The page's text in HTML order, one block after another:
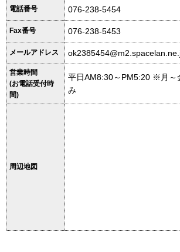
電話番号 076-238-5454
Fax番号 076-238-5453
メールアドレス
営業時間
(お電話受付時
間)
平日AM8:30～PM5:20 ※月
み
周辺地図